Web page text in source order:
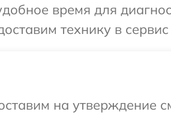
время для
технику в
на утверждение